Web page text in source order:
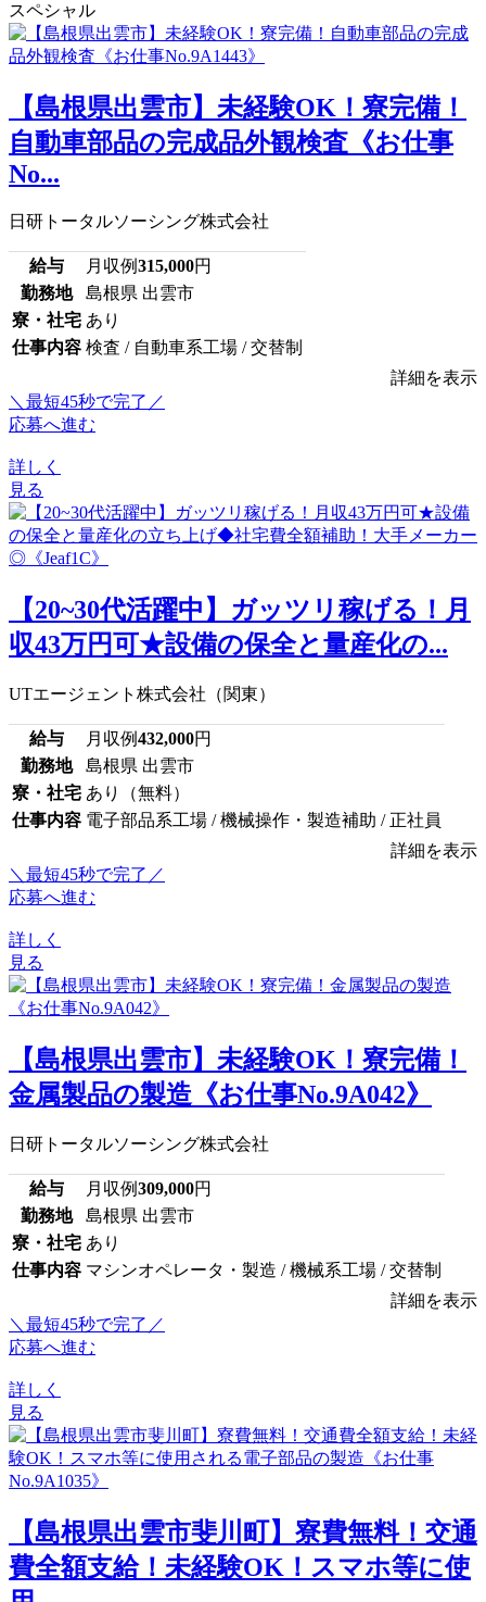
スペシャル
【島根県出雲市】未経験OK！寮完備！
自動車部品の完成品外観検査《お仕事
No...
日研トータルソーシング株式会社
給与 月収例315,000円
勤務地
島根県 出雲市
寮・社宅 あり
仕事内容 検査 / 自動車系工場 / 交替制
詳細を表示
＼最短45秒で完了／
応募へ進む
詳しく
見る
【20~30代活躍中】ガッツリ稼げる！月
収43万円可★設備の保全と量産化の...
UTエージェント株式会社（関東）
給与 月収例432,000円
勤務地
島根県 出雲市
寮・社宅 あり（無料）
仕事内容 電子部品系工場 / 機械操作・製造補助 / 正社員
詳細を表示
＼最短45秒で完了／
応募へ進む
詳しく
見る
【島根県出雲市】未経験OK！寮完備！
金属製品の製造《お仕事No.9A042》
日研トータルソーシング株式会社
給与 月収例309,000円
勤務地
島根県 出雲市
寮・社宅 あり
仕事内容 マシンオペレータ・製造 / 機械系工場 / 交替制
詳細を表示
＼最短45秒で完了／
応募へ進む
詳しく
見る
【島根県出雲市斐川町】寮費無料！交通
費全額支給！未経験OK！スマホ等に使